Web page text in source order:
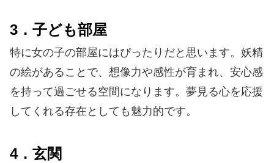
3．子ども部屋
特に女の子の部屋にはぴったりだと思います。妖精
の絵があることで、想像力や感性が育まれ、安心感
を持って過ごせる空間になります。夢見る心を応援
してくれる存在としても魅力的です。
4．玄関